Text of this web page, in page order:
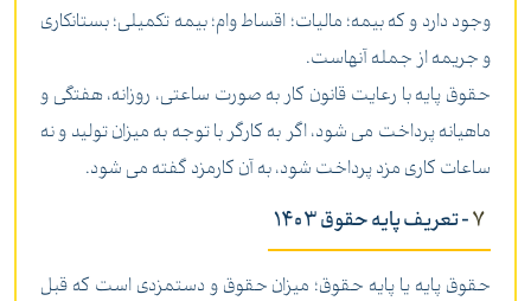
وجود دارد و که بیمه؛ مالیات؛ اقساط وام؛ بیمه تکمیلی؛ بستانکاری
و جریمه از جمله آنهاست.
حقوق پایه با رعایت قانون کار به صورت ساعتی، روزانه، هفتگی و
ماهیانه پرداخت می شود، اگر به کارگر با توجه به میزان تولید و نه
ساعات کاری مزد پرداخت شود، به آن کارمزد گفته می شود.
7- تعریف پایه حقوق 1403
حقوق پایه یا پایه حقوق؛ میزان حقوق و دستمزدی است که قبل